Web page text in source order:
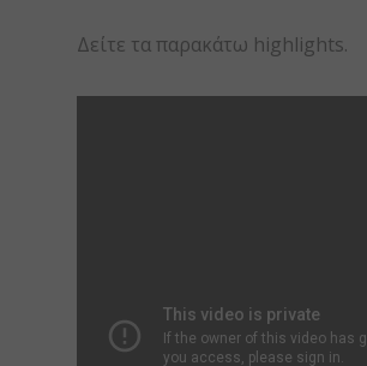
Δείτε τα παρακάτω highlights.